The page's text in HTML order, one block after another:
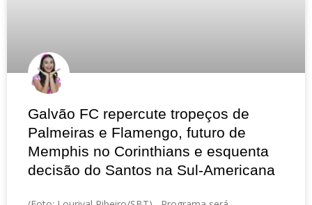
Galvão FC repercute tropeços de
Palmeiras e Flamengo, futuro de
Memphis no Corinthians e esquenta
decisão do Santos na Sul-Americana